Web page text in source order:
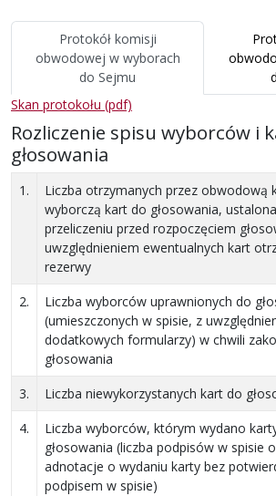
Protokół komisji
obwodowej w wyborach
do Sejmu
Skan protokołu (pdf)
Rozliczenie spisu wyborców i
głosowania
1.
Liczba otrzymanych przez obwodową
wyborczą kart do głosowania,
przeliczeniu przed rozpoczęciem
uwzględnieniem ewentualnych kart
rezerwy
2.
Liczba wyborców uprawnionych do
(umieszczonych w spisie, z
dodatkowych formularzy) w chwili
głosowania
3. Liczba niewykorzystanych kart do
4.
Liczba wyborców, którym wydano
głosowania (liczba podpisów w spisie
adnotacje o wydaniu karty bez
podpisem w spisie)